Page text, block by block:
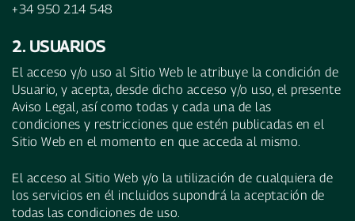
+34 950 214 548
2. USUARIOS
El acceso y/o uso al Sitio Web le atribuye la condición de
Usuario, y acepta, desde dicho acceso y/o uso, el presente
Aviso Legal, así como todas y cada una de las
condiciones y restricciones que estén publicadas en el
Sitio Web en el momento en que acceda al mismo.
El acceso al Sitio Web y/o la utilización de cualquiera de
los servicios en él incluidos supondrá la aceptación de
todas las condiciones de uso.